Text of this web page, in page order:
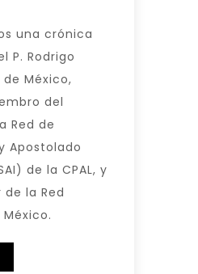
una crónica
P. Rodrigo
de México,
del
Red de
Apostolado
de la CPAL, y
la Red